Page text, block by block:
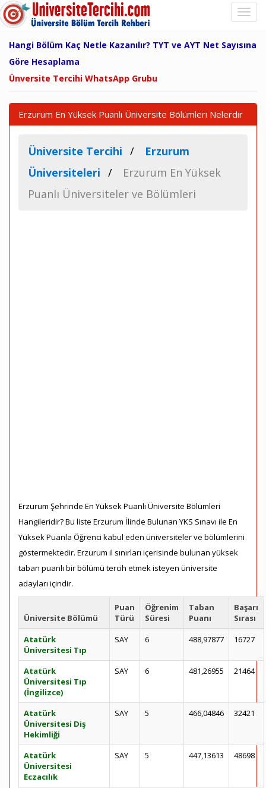
Hangi Bölüm Kaç Netle Kazanılır? TYT ve AYT Net Sayısına
Göre Hesaplama
Ünversite Tercihi WhatsApp Grubu
Erzurum En Yüksek Puanlı Üniversite Bölümleri Nelerdir
Üniversite Tercihi
Erzurum
Üniversiteleri
Erzurum En Yüksek
Puanlı Üniversiteler ve Bölümleri
Erzurum Şehrinde En Yüksek Puanlı Üniversite Bölümleri
Hangileridir? Bu liste Erzurum İlinde Bulunan YKS Sınavı ile En
Yüksek Puanla Öğrenci kabul eden üniversiteler ve bölümlerini
göstermektedir. Erzurum il sınırları içerisinde bulunan yüksek
taban puanlı bir bölümü tercih etmek isteyen üniversite
adayları içindir.
Üniversite Bölümü
Puan
Türü
Öğrenim
Süresi
Taban
Puanı
Başarı
Sırası
Atatürk
Üniversitesi Tıp
SAY 6 488,97877 16727
Atatürk
Üniversitesi Tıp
(İngilizce)
SAY 6 481,26955 21464
Atatürk
Üniversitesi Diş
Hekimliği
SAY 5 466,04846 32421
Atatürk
Üniversitesi
Eczacılık
SAY 5 447,13613 48698